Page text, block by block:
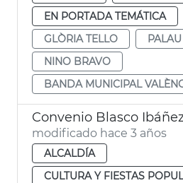
EN PORTADA TEMÁTICA
GLÒRIA TELLO
NINO BRAVO
BANDA MUNICIPAL
modificado hace 3 años
ALCALDÍA
CULTURA Y FIESTAS